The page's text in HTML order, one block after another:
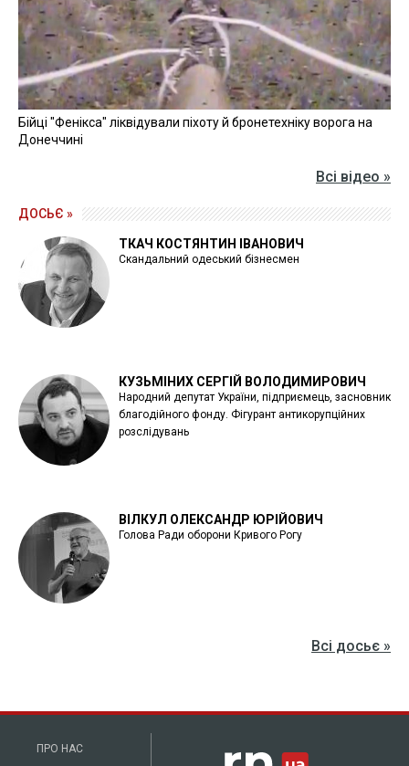
Бійці "Фенікса" ліквідували піхоту й бронетехніку ворога на
Донеччині
Всі відео »
ДОСЬЄ »
ТКАЧ КОСТЯНТИН ІВАНОВИЧ
Скандальний одеський бізнесмен
КУЗЬМІНИХ СЕРГІЙ ВОЛОДИМИРОВИЧ
Народний депутат України, підприємець, засновник
благодійного фонду. Фігурант антикорупційних
розслідувань
ВІЛКУЛ ОЛЕКСАНДР ЮРІЙОВИЧ
Голова Ради оборони Кривого Рогу
Всі досьє »
ПРО НАС